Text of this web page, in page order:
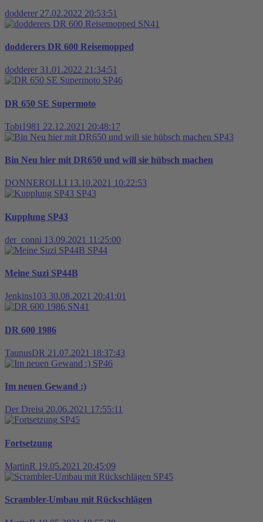
dodderer 27.02.2022 20:53:51
SN41
dodderers DR 600 Reisemopped
dodderer 31.01.2022 21:34:51
SP46
DR 650 SE Supermoto
Tobi1981 22.12.2021 20:48:17
SP43
Bin Neu hier mit DR650 und will sie hübsch machen
DONNEROLLI 13.10.2021 10:22:53
SP43
Kupplung SP43
der_conni 13.09.2021 11:25:00
SP44
Meine Suzi SP44B
Jenkins103 30.08.2021 20:41:01
SN41
DR 600 1986
TaunusDR 21.07.2021 18:37:43
SP46
Im neuen Gewand :)
Der Dreisi 20.06.2021 17:55:11
SP45
Fortsetzung
MartinR 19.05.2021 20:45:09
SP45
Scrambler-Umbau mit Rückschlägen